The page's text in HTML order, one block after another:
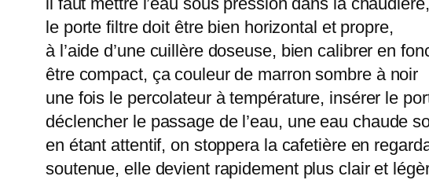
le porte filtre doit être bien horizontal et propre,
à l’aide d’une cuillère doseuse, bien calibrer en
être compact, ça couleur de marron sombre à noir
une fois le percolateur à température, insérer le
déclencher le passage de l’eau, une eau chaude
en étant attentif, on stoppera la cafetière en
soutenue, elle devient rapidement plus clair et